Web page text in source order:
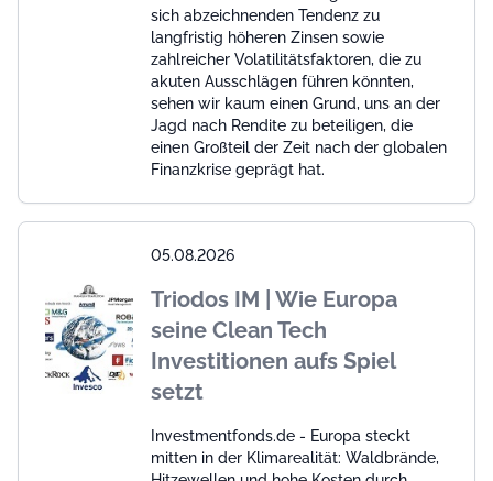
sich abzeichnenden Tendenz zu
langfristig höheren Zinsen sowie
zahlreicher Volatilitätsfaktoren, die zu
akuten Ausschlägen führen könnten,
sehen wir kaum einen Grund, uns an der
Jagd nach Rendite zu beteiligen, die
einen Großteil der Zeit nach der globalen
Finanzkrise geprägt hat.
05.08.2026
Triodos IM | Wie Europa
seine Clean Tech
Investitionen aufs Spiel
setzt
Investmentfonds.de - Europa steckt
mitten in der Klimarealität: Waldbrände,